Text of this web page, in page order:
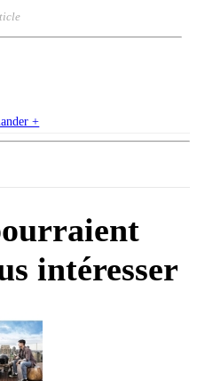
+
intéresser